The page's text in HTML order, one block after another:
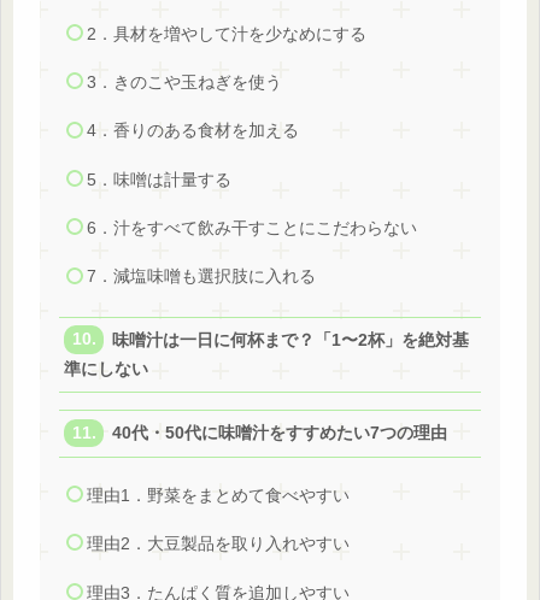
2．具材を増やして汁を少なめにする
3．きのこや玉ねぎを使う
4．香りのある食材を加える
5．味噌は計量する
6．汁をすべて飲み干すことにこだわらない
7．減塩味噌も選択肢に入れる
味噌汁は一日に何杯まで？「1〜2杯」を絶対基
準にしない
40代・50代に味噌汁をすすめたい7つの理由
理由1．野菜をまとめて食べやすい
理由2．大豆製品を取り入れやすい
理由3．たんぱく質を追加しやすい